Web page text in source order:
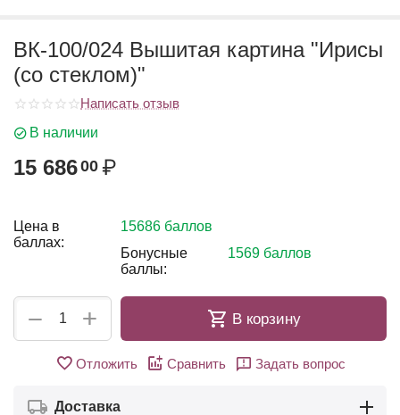
ВК-100/024 Вышитая картина "Ирисы
(со стеклом)"
Написать отзыв
В наличии
15 68600 ₽
Цена в
баллах:
15686 баллов
Бонусные
баллы:
1569 баллов
+
− В корзину
Отложить Сравнить Задать вопрос
Доставка